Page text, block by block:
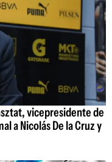
vicepresidente de
a Nicolás De la Cruz y